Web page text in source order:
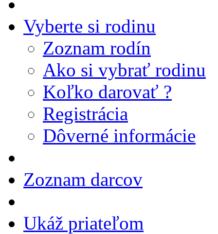
Vyberte si rodinu
Zoznam rodín
Ako si vybrať rodinu
Koľko darovať ?
Registrácia
Dôverné informácie
Zoznam darcov
Ukáž priateľom